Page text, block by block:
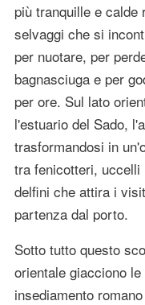
più tranquille e
selvaggi che si
per nuotare, per
bagnasciuga e per
per ore. Sul lato
l'estuario del Sado,
trasformandosi in
tra fenicotteri,
delfini che attira i
partenza dal porto.
Sotto tutto questo
orientale giacciono
insediamento